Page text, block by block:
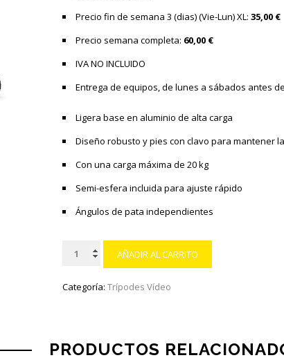
Precio fin de semana 3 (dias) (Vie-Lun) XL:35,00 €
Precio semana completa: 60,00 €
IVA NO INCLUIDO
Entrega de equipos, de lunes a sábados antes
Ligera base en aluminio de alta carga
Diseño robusto y pies con clavo para mantener
Con una carga máxima de 20 kg
Semi-esfera incluida para ajuste rápido
Ángulos de pata independientes
MANFROTTO
Hat
cantidad
AÑADIR AL CARRITO
Categoría:Trípodes Vídeo
PRODUCTOS